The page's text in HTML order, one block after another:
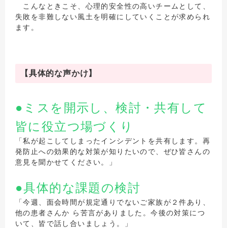
こんなときこそ、心理的安全性の高いチームとして、
失敗を非難しない風土を明確にしていくことが求められ
ます。
【具体的な声かけ】
●ミスを開示し、検討・共有して
皆に役立つ場づくり
「私が起こしてしまったインシデントを共有します。再
発防止への効果的な対策が知りたいので、ぜひ皆さんの
意見を聞かせてください。」
●具体的な課題の検討
「今週、面会時間が規定通りでないご家族が２件あり、
他の患者さんか ら苦言がありました。今後の対策につ
いて、皆で話し合いましょう。」